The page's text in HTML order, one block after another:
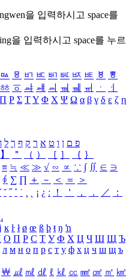
을 입력하시고 space를
을 입력하시고 space를 누르
ㅰ ㅱ ㅲ ㅳ ㅴ ㅵ ㅶ ㅷ ㅸ
ㅹ
ㆅ ㆆ ㆇ ㆈ ㆉ ㆊ ㆋ ㆌ ㆍ
ㆎ
Π Ρ Σ ΤΥ Φ Χ Ψ Ω α β γ δ ε ζ η
פ ם ן ו ט א ר ק ף ך ל
】 ＂ （ ） ［ ］ ｛ ｝
≡ ≒ ≪ ≫ √ ∽ ∝ ∵ ∫ ∬ ∈ ∋
∮ ∑ ∏ ＋ － ＜ ＝
＞
˘ ˝ ˚ ˙ ¸ ¡ ¿ ː ！ ＇ ， ． ／
：
₄
ĸ ŀ ł ø œ ß þ ŧ ŋ ŉ
О П Р С Т У Ф Х Ц Ч Ш Щ Ъ
л м н о п р с т у ф х ц ч ш щ ъ
￦ ㎕ ㎖ ㎗ ℓ ㎘ ㏄ ㎣ ㎤ ㎥ ㎦